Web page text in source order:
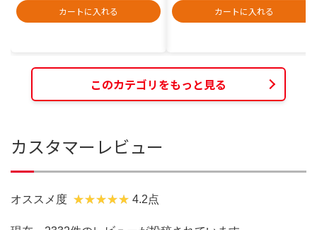
カートに入れる
カートに入れる
このカテゴリをもっと見る
カスタマーレビュー
オススメ度 4.2点